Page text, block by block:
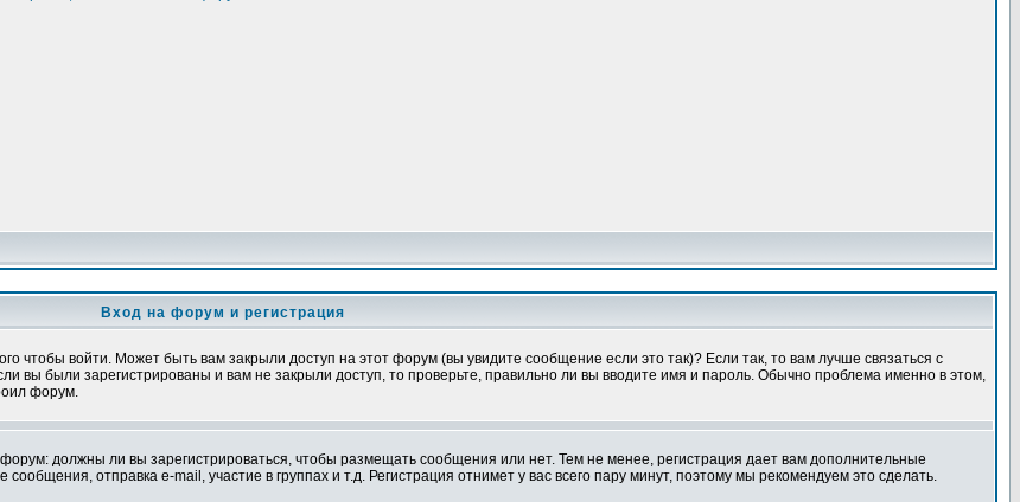
Вход на форум и регистрация
чтобы войти. Может быть вам закрыли доступ на этот форум (вы увидите сообщение если это так)? Если так, то вам лучше связаться с
вы были зарегистрированы и вам не закрыли доступ, то проверьте, правильно ли вы вводите имя и пароль. Обычно проблема именно в этом,
форум.
должны ли вы зарегистрироваться, чтобы размещать сообщения или нет. Тем не менее, регистрация дает вам дополнительные
отправка e-mail, участие в группах и т.д. Регистрация отнимет у вас всего пару минут, поэтому мы рекомендуем это сделать.